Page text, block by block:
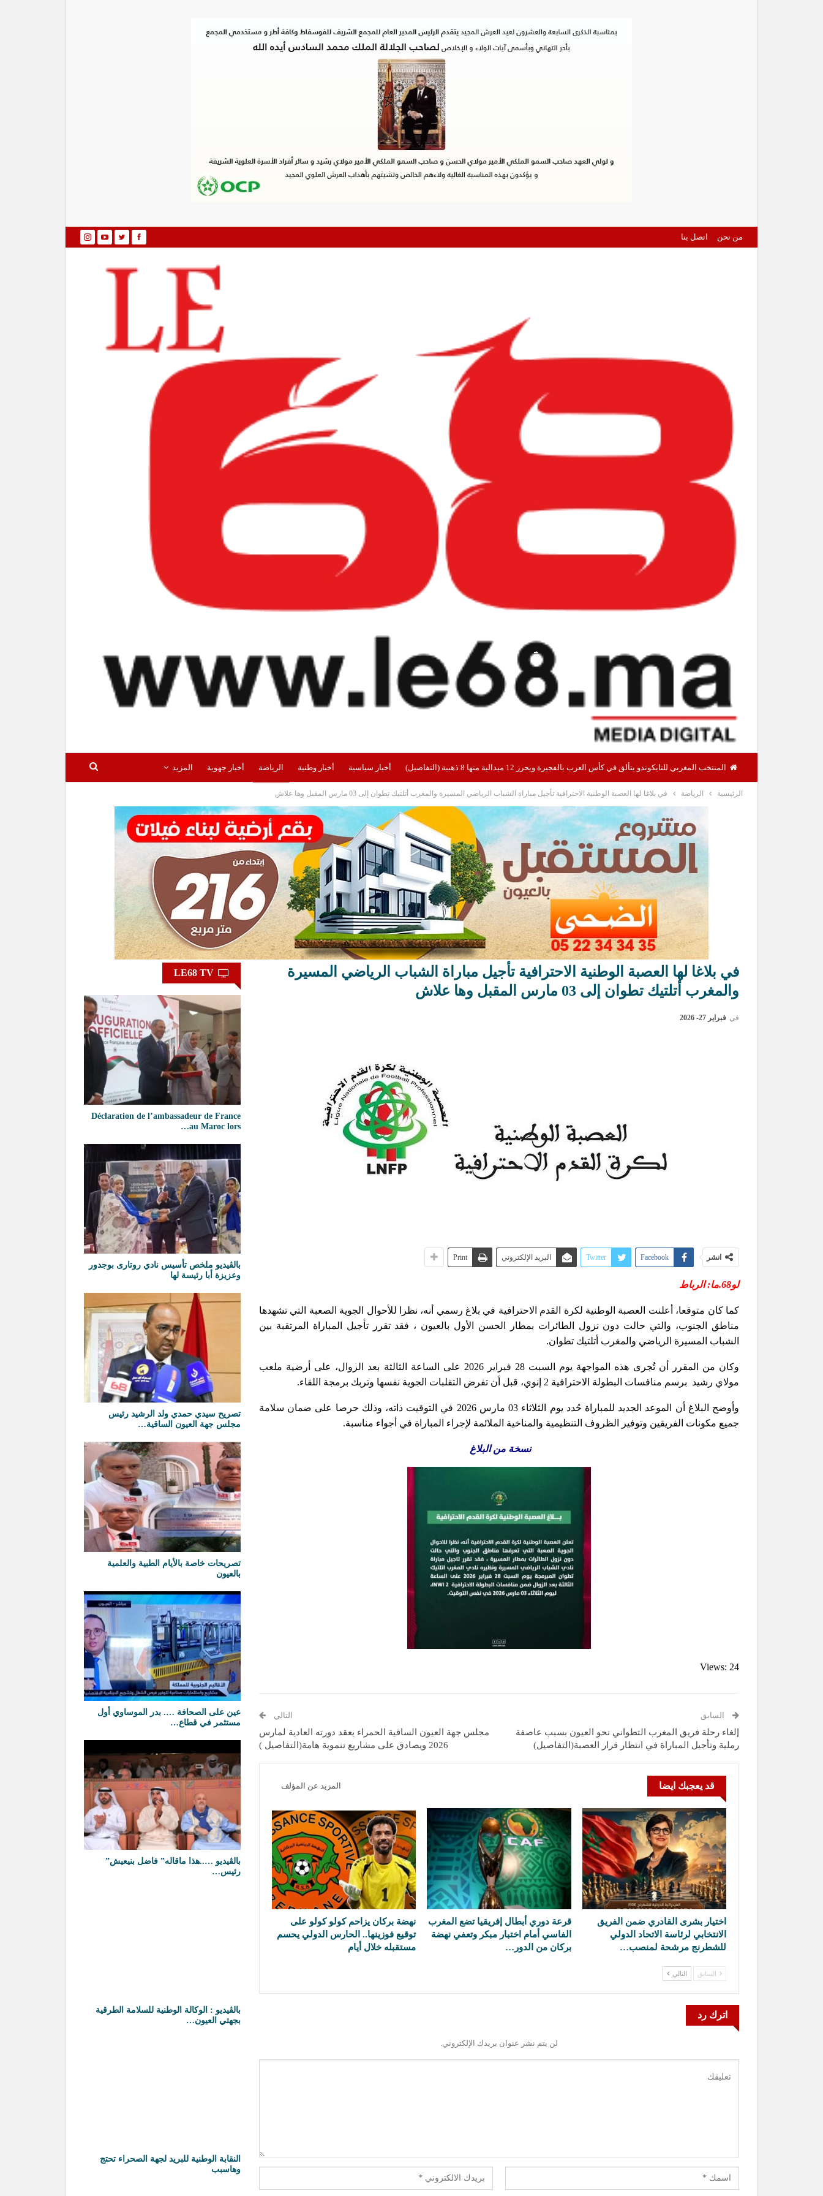
من نحن اتصل بنا
المنتخب المغربي للتايكوندو يتألق في كأس العرب بالفجيرة ويحرز 12 ميدالية منها 8 ذهبية (التفاصيل) أخبار سياسية أخبار وطنية الرياضة أخبار جهوية المزيد
الرئيسية الرياضة في بلاغا لها العصبة الوطنية الاحترافية تأجيل مباراة الشباب الرياضي المسيرة والمغرب أتلتيك تطوان إلى 03 مارس المقبل وها علاش
في بلاغا لها العصبة الوطنية الاحترافية تأجيل مباراة الشباب الرياضي المسيرة
والمغرب أتلتيك تطوان إلى 03 مارس المقبل وها علاش
في فبراير 27- 2026
انشر Facebook
Twitter البريد الإلكتروني Print
لو68.ما: الرباط
كما كان متوقعا، أعلنت العصبة الوطنية لكرة القدم الاحترافية في بلاغ رسمي أنه، نظرا للأحوال الجوية الصعبة التي تشهدها
مناطق الجنوب، والتي حالت دون نزول الطائرات بمطار الحسن الأول بالعيون ، فقد تقرر تأجيل المباراة المرتقبة بين
الشباب المسيرة الرياضي والمغرب أتلتيك تطوان.
وكان من المقرر أن تُجرى هذه المواجهة يوم السبت 28 فبراير 2026 على الساعة الثالثة بعد الزوال، على أرضية ملعب
مولاي رشيد برسم منافسات البطولة الاحترافية 2 إنوي، قبل أن تفرض التقلبات الجوية نفسها وتربك برمجة اللقاء.
وأوضح البلاغ أن الموعد الجديد للمباراة حُدد يوم الثلاثاء 03 مارس 2026 في التوقيت ذاته، وذلك حرصا على ضمان سلامة
جميع مكونات الفريقين وتوفير الظروف التنظيمية والمناخية الملائمة لإجراء المباراة في أجواء مناسبة.
نسخة من البلاغ
Views: 24
السابق
إلغاء رحلة فريق المغرب التطواني نحو العيون بسبب عاصفة
رملية وتأجيل المباراة في انتظار قرار العصبة(التفاصيل)
التالي
مجلس جهة العيون الساقية الحمراء يعقد دورته العادية لمارس
2026 ويصادق على مشاريع تنموية هامة(التفاصيل )
قد يعجبك ايضا المزيد عن المؤلف
اختيار بشرى القادري ضمن الفريق
الانتخابي لرئاسة الاتحاد الدولي
للشطرنج مرشحة لمنصب…
قرعة دوري أبطال إفريقيا تضع المغرب
الفاسي أمام اختبار مبكر وتعفي نهضة
بركان من الدور…
نهضة بركان يزاحم كولو كولو على
توقيع فوزينها.. الحارس الدولي يحسم
مستقبله خلال أيام
السابق التالي
اترك رد
لن يتم نشر عنوان بريدك الإلكتروني.
Déclaration de l’ambassadeur de France
au Maroc lors…
بالڨيديو ملخص تأسيس نادي روتارى بوجدور
وعزيزة أبا رئيسة لها
تصريح سيدي حمدي ولد الرشيد رئيس
مجلس جهة العيون الساقية…
تصريحات خاصة بالأيام الطبية والعلمية
بالعيون
عين على الصحافة …. بدر الموساوي أول
مستثمر في قطاع…
بالڤيديو …..هذا ماقاله” فاضل بنيعيش”
رئيس…
بالڤيديو : الوكالة الوطنية للسلامة الطرقية
بجهتي العيون…
النقابة الوطنية للبريد لجهة الصحراء تحتج
وهاسبب